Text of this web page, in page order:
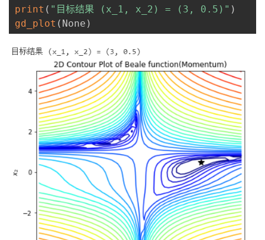
print ( "目标结果 (x_1, x_2) = (3, 0.5)" )
gd_plot ( None )